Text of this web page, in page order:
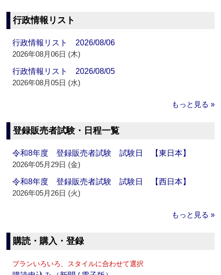
行政情報リスト
行政情報リスト 2026/08/06
2026年08月06日 (木)
行政情報リスト 2026/08/05
2026年08月05日 (水)
もっと見る »
登録販売者試験・日程一覧
令和8年度 登録販売者試験 試験日 【東日本】
2026年05月29日 (金)
令和8年度 登録販売者試験 試験日 【西日本】
2026年05月26日 (火)
もっと見る »
購読・購入・登録
プランいろいろ、スタイルに合わせて選択